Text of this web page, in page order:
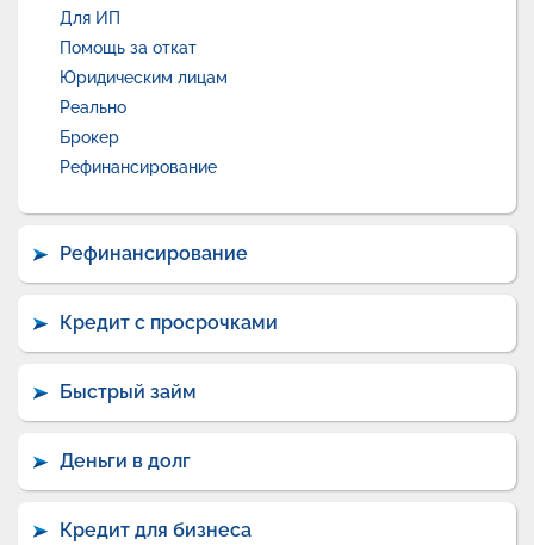
Для ИП
Помощь за откат
Юридическим лицам
Реально
Брокер
Рефинансирование
Рефинансирование
Кредит с просрочками
Быстрый займ
Деньги в долг
Кредит для бизнеса